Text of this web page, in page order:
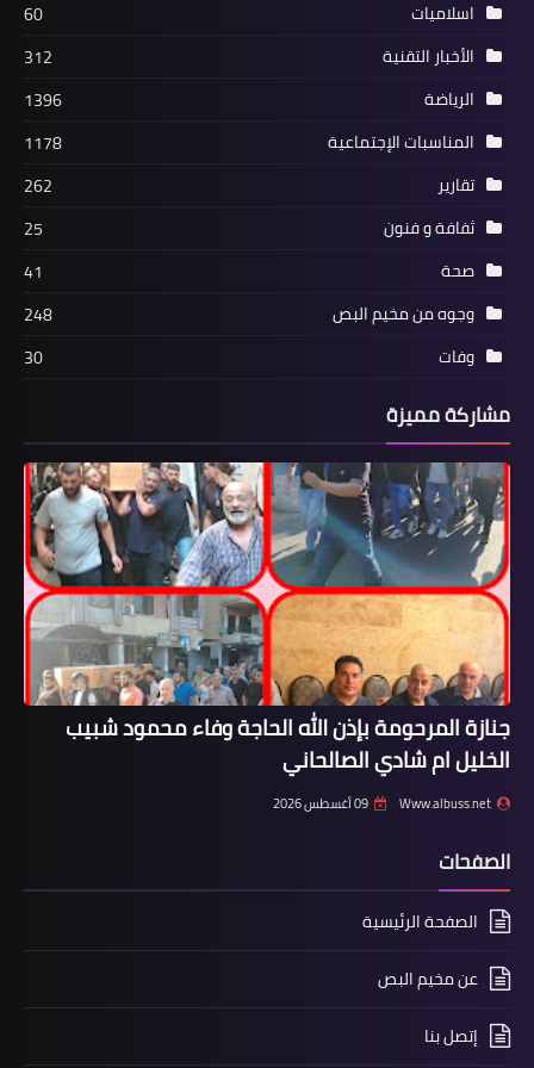
الاحتلال يقتل في غزة وعينه على الضفة
مقالات
الانتفاضة الثالثة انتفاضة الكرامة
وخبيثةٌ ناعمةٌ
أخبار المخيمات
لقاء بين فتح والشعبية بحث الأوضاع في
فلسطين
اسلاميات
60
الأخبار التقنية
312
الرياضة
1396
المناسبات الإجتماعية
1178
تقارير
262
ثفافة و فنون
25
صحة
41
وجوه من مخيم البص
248
وفات
30
مشاركة مميزة
جنازة المرحومة بإذن الله الحاجة وفاء محمود شبيب
الخليل ام شادي الصالحاني
Www.albuss.net 09 أغسطس 2026
الصفحات
الصفحة الرئيسية
عن مخيم البص
إتصل بنا